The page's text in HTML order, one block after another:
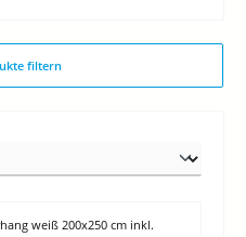
filtern